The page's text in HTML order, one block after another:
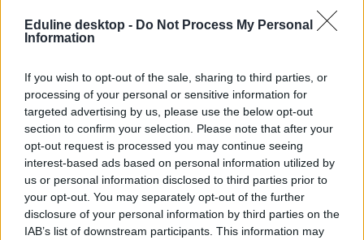
Eduline desktop - Do Not Process My Personal
Information
If you wish to opt-out of the sale, sharing to third parties, or
processing of your personal or sensitive information for
targeted advertising by us, please use the below opt-out
section to confirm your selection. Please note that after your
opt-out request is processed you may continue seeing
interest-based ads based on personal information utilized by
us or personal information disclosed to third parties prior to
your opt-out. You may separately opt-out of the further
disclosure of your personal information by third parties on the
IAB’s list of downstream participants. This information may
koncert
tüntető diákok